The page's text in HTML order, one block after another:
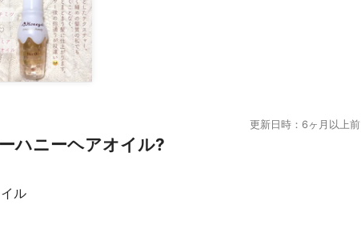
更新日時：6ヶ月以上前
ハニーヘアオイル?
ル